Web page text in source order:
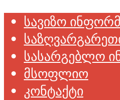
სავიზო
სასარგებლო
მსოფლიო
კონტაქტი